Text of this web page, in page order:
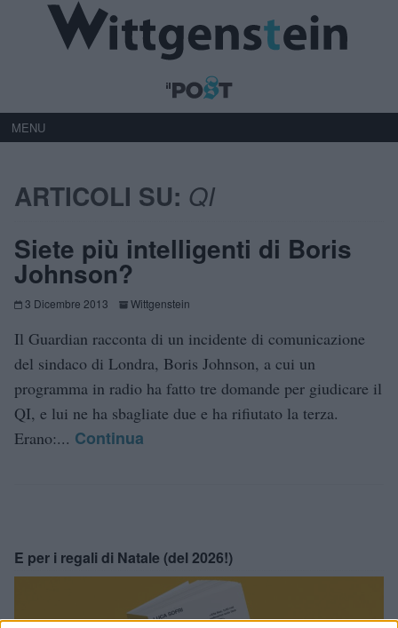
MENU
ARTICOLI SU: QI
Siete più intelligenti di Boris
Johnson?
3 Dicembre 2013 Wittgenstein
Il Guardian racconta di un incidente di comunicazione
del sindaco di Londra, Boris Johnson, a cui un
programma in radio ha fatto tre domande per giudicare il
QI, e lui ne ha sbagliate due e ha rifiutato la terza.
Erano:... Continua
E per i regali di Natale (del 2026!)